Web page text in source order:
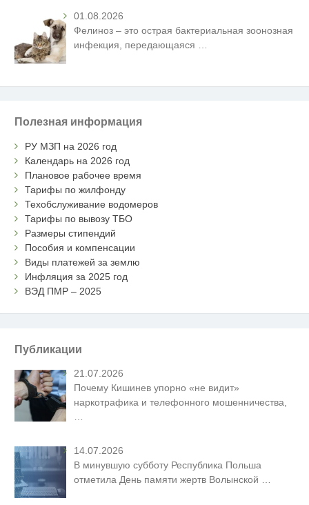
01.08.2026
Фелиноз – это острая бактериальная зоонозная
инфекция, передающаяся …
Полезная информация
РУ МЗП на 2026 год
Календарь на 2026 год
Плановое рабочее время
Тарифы по жилфонду
Техобслуживание водомеров
Тарифы по вывозу ТБО
Размеры стипендий
Пособия и компенсации
Виды платежей за землю
Инфляция за 2025 год
ВЭД ПМР – 2025
Публикации
21.07.2026
Почему Кишинев упорно «не видит»
наркотрафика и телефонного мошенничества,
…
14.07.2026
В минувшую субботу Республика Польша
отметила День памяти жертв Волынской